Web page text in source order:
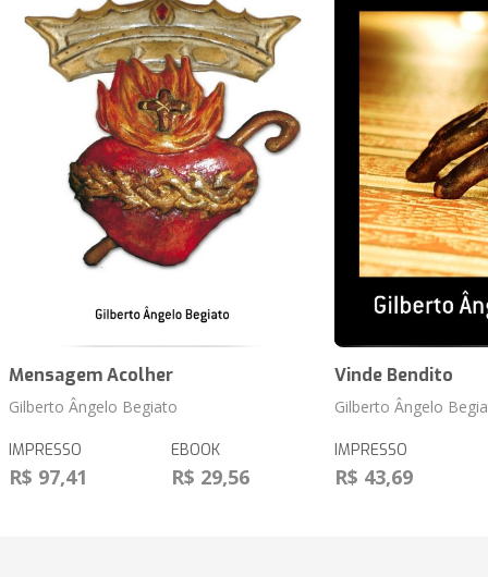
Mensagem Acolher
Gilberto Ângelo Begiato
IMPRESSO
R$ 97,41
EBOOK
R$ 29,56
Vinde Bendito
Gilberto Ângelo
IMPRESSO
R$ 43,69